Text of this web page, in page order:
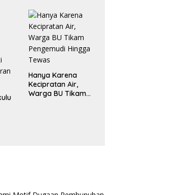
Bakal Dibongkar
Hanya Karena
Kecipratan Air,
Warga BU Tikam